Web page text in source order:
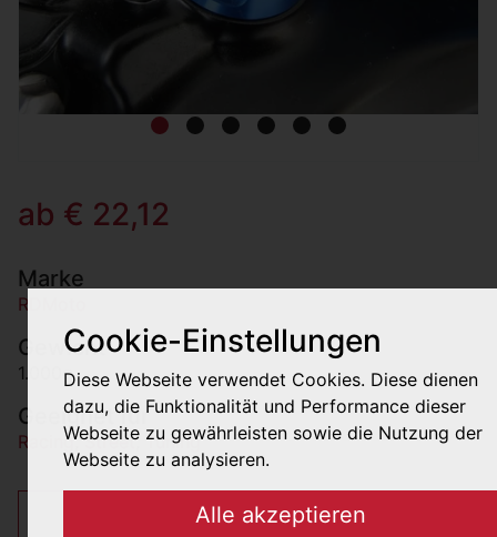
ab € 22,12
Marke
RDMoto
Gewicht
1.000g
Geeignet für
Racing,Street, Tuning
Cookie-Einstellungen
Diese Webseite verwendet Cookies. Diese dienen
dazu, die Funktionalität und Performance dieser
Webseite zu gewährleisten sowie die Nutzung der
Webseite zu analysieren.
Alle akzeptieren